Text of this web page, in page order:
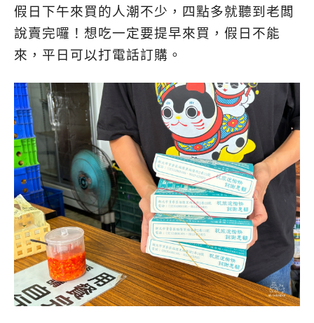
假日下午來買的人潮不少，四點多就聽到老闆
說賣完囉！想吃一定要提早來買，假日不能
來，平日可以打電話訂購。